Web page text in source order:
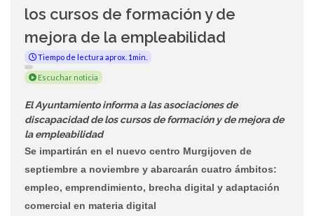
los cursos de formación y de
mejora de la empleabilidad
Tiempo de lectura aprox. 1min.
Escuchar noticia
El Ayuntamiento informa a las asociaciones de
discapacidad de los cursos de formación y de mejora de
la empleabilidad
Se impartirán en el nuevo centro Murgijoven de
septiembre a noviembre y abarcarán cuatro ámbitos:
empleo, emprendimiento, brecha digital y adaptación
comercial en materia digital